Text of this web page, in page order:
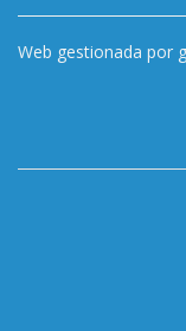
Web gestionada por